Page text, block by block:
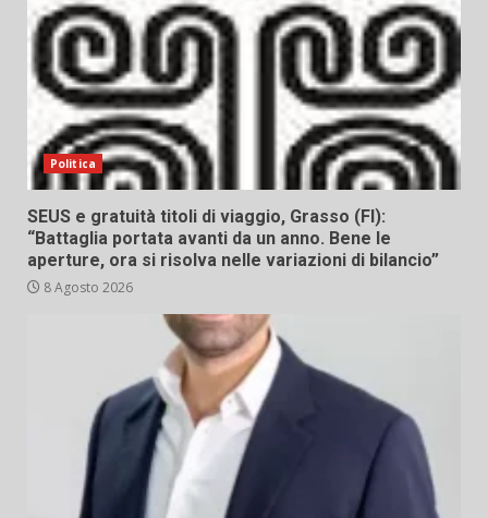
Politica
SEUS e gratuità titoli di viaggio, Grasso (FI):
“Battaglia portata avanti da un anno. Bene le
aperture, ora si risolva nelle variazioni di bilancio”
8 Agosto 2026